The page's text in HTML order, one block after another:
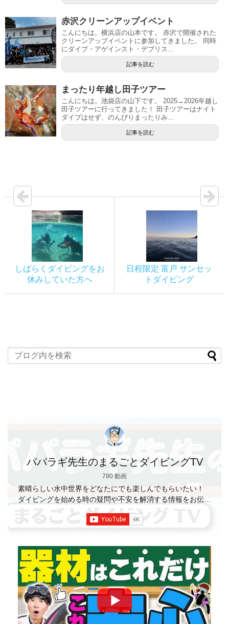
赤沢クリーンアップイベント
こんにちは。横浜店の山本です。 赤沢で開催された
クリーンアップイベントに参加してきました。 同時
にダイブ・アゲインスト・デブリス...
記事を読む
まったり年越し田子ツアー
こんにちは。池袋店の山下です。 2025→2026年越し
田子ツアーに行ってきました！ 田子ツアーはナイト
ダイブはせず、のんびりまったりみ...
記事を読む
しばらくダイビングをお
休みしていた方へ
日程限定 富戸 サンセッ
トダイビング
パパラギ先生のまるごとダイビングTV
780 動画
素晴らしい水中世界をどなたにでも楽しんでもらいたい！
ダイビングを始める時の疑問や不安を解消する情報をお伝え
業の国内最大規模のスキューバダイビングスクール。 PADI
の初心者ダイビングライセンス認定実績。 常駐のプロイン
ストラクターは40名ほど。 【初心者からプロレベルま
で！】 年間ファンダイブ開催数は1,000本を超え、初心者の
方でも安心して潜れるような初心者向けツアーを毎週開催
中！ 2021年マリンダイビング大賞
「講習が上手なダ
イビングスクール」部門
「教え方がうまいインストラク
ター」部門
「国内ダイビングサービス伊豆半島エリア」